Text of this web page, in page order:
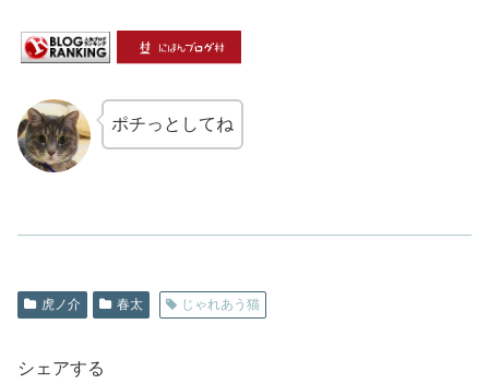
ポチっとしてね
虎ノ介 春太 じゃれあう猫
シェアする